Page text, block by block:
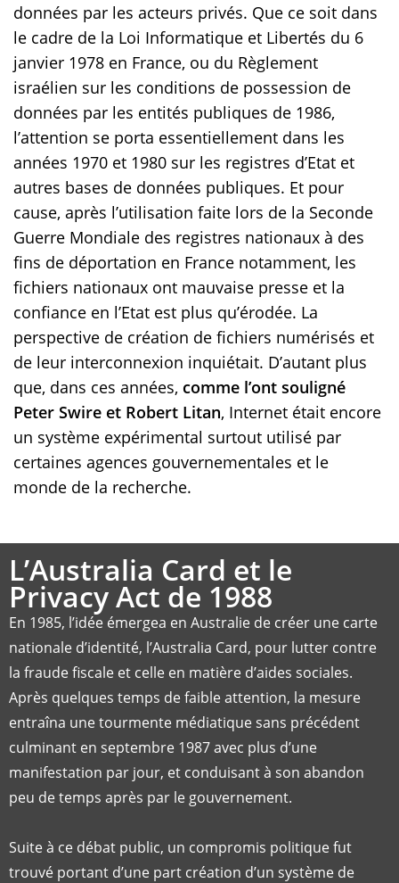
données par les acteurs privés. Que ce soit dans
le cadre de la Loi Informatique et Libertés du 6
janvier 1978 en France, ou du Règlement
israélien sur les conditions de possession de
données par les entités publiques de 1986,
l’attention se porta essentiellement dans les
années 1970 et 1980 sur les registres d’Etat et
autres bases de données publiques. Et pour
cause, après l’utilisation faite lors de la Seconde
Guerre Mondiale des registres nationaux à des
fins de déportation en France notamment, les
fichiers nationaux ont mauvaise presse et la
confiance en l’Etat est plus qu’érodée. La
perspective de création de fichiers numérisés et
de leur interconnexion inquiétait. D’autant plus
que, dans ces années, comme l’ont souligné
Peter Swire et Robert Litan, Internet était encore
un système expérimental surtout utilisé par
certaines agences gouvernementales et le
monde de la recherche.
L’Australia Card et le
Privacy Act de 1988
En 1985, l’idée émergea en Australie de créer une carte
nationale d’identité, l’Australia Card, pour lutter contre
la fraude fiscale et celle en matière d’aides sociales.
Après quelques temps de faible attention, la mesure
entraîna une tourmente médiatique sans précédent
culminant en septembre 1987 avec plus d’une
manifestation par jour, et conduisant à son abandon
peu de temps après par le gouvernement.
Suite à ce débat public, un compromis politique fut
trouvé portant d’une part création d’un système de